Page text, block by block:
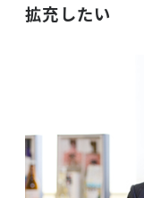
拡充したい